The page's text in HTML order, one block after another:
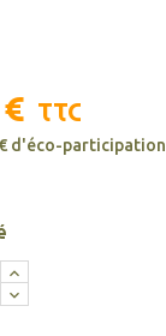
TTC
d'éco-